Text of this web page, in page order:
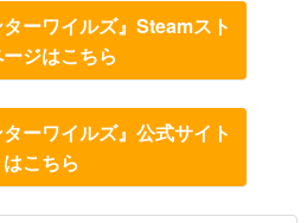
ターワイルズ』Steamスト
ジはこちら
ターワイルズ』公式サイト
はこちら